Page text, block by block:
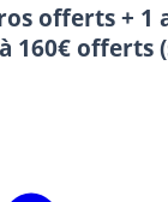
offerts +
160€ offerts